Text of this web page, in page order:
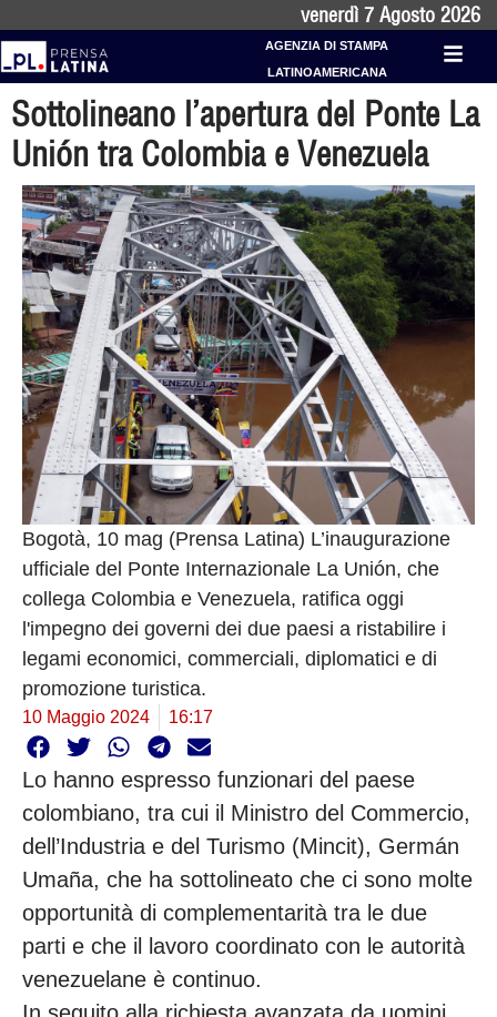
venerdì 7 Agosto 2026
AGENZIA DI STAMPA
LATINOAMERICANA
Sottolineano l’apertura del Ponte La
Unión tra Colombia e Venezuela
Bogotà, 10 mag (Prensa Latina) L’inaugurazione
ufficiale del Ponte Internazionale La Unión, che
collega Colombia e Venezuela, ratifica oggi
l'impegno dei governi dei due paesi a ristabilire i
legami economici, commerciali, diplomatici e di
promozione turistica.
10 Maggio 2024 16:17
Lo hanno espresso funzionari del paese
colombiano, tra cui il Ministro del Commercio,
dell’Industria e del Turismo (Mincit), Germán
Umaña, che ha sottolineato che ci sono molte
opportunità di complementarità tra le due
parti e che il lavoro coordinato con le autorità
venezuelane è continuo.